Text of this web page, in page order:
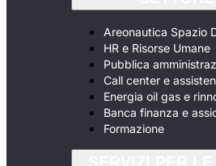
Areonautica Spazio
HR e Risorse Umane
Pubblica
Call center e
Energia oil gas e
Banca finanza e
Formazione